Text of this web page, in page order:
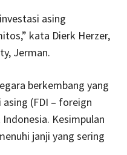
asing
kata Dierk Herzer,
Jerman.
berkembang yang
(FDI – foreign
Kesimpulan
janji yang sering